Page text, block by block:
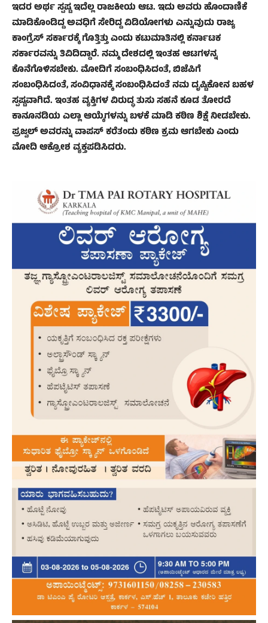
ಇದರ ಅರ್ಥ ಸ್ಪಷ್ಟ ಇದೆಲ್ಲ ರಾಜಕೀಯ ಆಟ. ಇದು ಅವರು ಹೊಂದಾಣಿಕೆ
ಮಾಡಿಕೊಂಡಿದ್ದ ಅವಧಿಗೆ ಸೇರಿದ್ದ ವಿಡಿಯೋಗಳು ಎನ್ನುವುದು ರಾಜ್ಯ
ಕಾಂಗ್ರೆಸ್ ಸರ್ಕಾರಕ್ಕೆ ಗೊತ್ತಿತ್ತು ಎಂದು ಕಟುಮಾತಿನಲ್ಲಿ ಕರ್ನಾಟಕ
ಸರ್ಕಾರವನ್ನು ತಿವಿದಿದ್ದಾರೆ. ನಮ್ಮ ದೇಶದಲ್ಲಿ ಇಂತಹ ಆಟಗಳನ್ನ
ಕೊನೆಗೊಳಿಸಬೇಕು. ಮೋದಿಗೆ ಸಂಬಂಧಿಸಿದಂತೆ, ಬಿಜೆಪಿಗೆ
ಸಂಬಂಧಿಸಿದಂತೆ, ಸಂವಿಧಾನಕ್ಕೆ ಸಂಬಂಧಿಸಿದಂತೆ ನಮ ದೃಷ್ಟಿಕೋನ ಬಹಳ
ಸ್ಪಷ್ಟವಾಗಿದೆ. ಇಂತಹ ವ್ಯಕ್ತಿಗಳ ವಿರುದ್ಧ ತುಸು ಸಹನೆ ಕೂಡ ತೋರದೆ
ಕಾನೂನಡಿಯ ಎಲ್ಲಾ ಆಯ್ಕೆಗಳನ್ನು ಬಳಕೆ ಮಾಡಿ ಕಠಿಣ ಶಿಕ್ಷೆ ನೀಡಬೇಕು.
ಪ್ರಜ್ವಲ್‌ ಅವರನ್ನು ವಾಪಸ್‌ ಕರೆತಂದು ಕಠಿಣ ಕ್ರಮ ಆಗಬೇಕು ಎಂದು
ಮೋದಿ ಆಕ್ರೋಶ ವ್ಯಕ್ತಪಡಿಸಿದರು.